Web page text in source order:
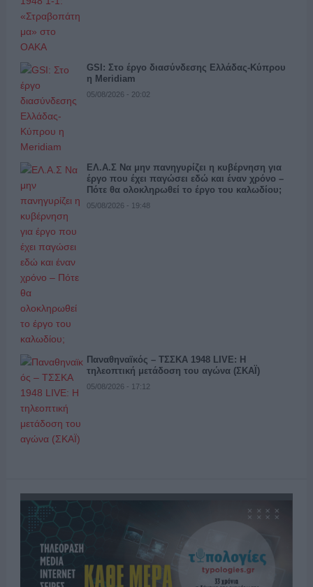
GSI: Στο έργο διασύνδεσης Ελλάδας-Κύπρου
η Meridiam
05/08/2026 - 20:02
ΕΛ.Α.Σ Να μην πανηγυρίζει η κυβέρνηση για
έργο που έχει παγώσει εδώ και έναν χρόνο –
Πότε θα ολοκληρωθεί το έργο του καλωδίου;
05/08/2026 - 19:48
Παναθηναϊκός – ΤΣΣΚΑ 1948 LIVE: Η
τηλεοπτική μετάδοση του αγώνα (ΣΚΑΪ)
05/08/2026 - 17:12